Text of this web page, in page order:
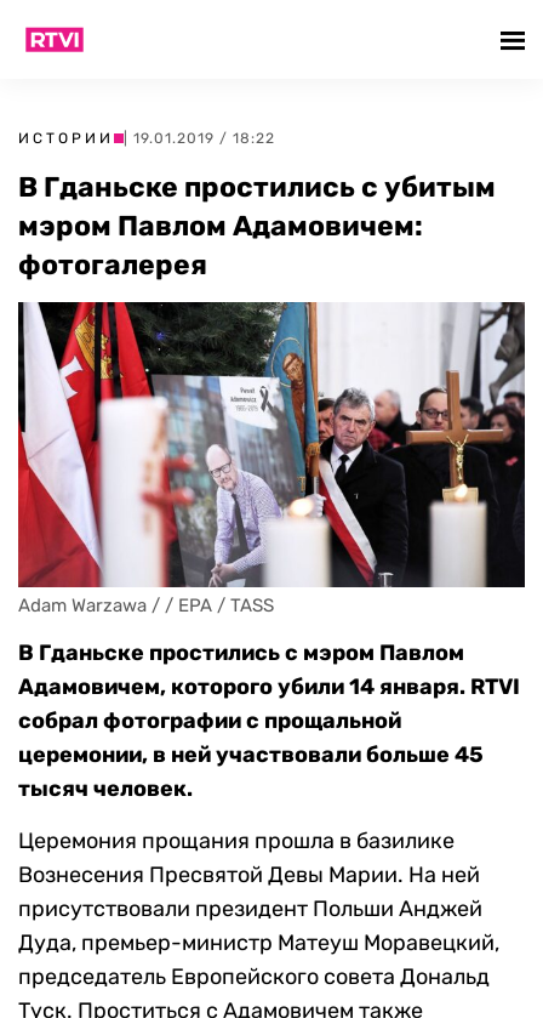
ИСТОРИИ | 19.01.2019 / 18:22
В Гданьске простились с убитым
мэром Павлом Адамовичем:
фотогалерея
Adam Warzawa / / EPA / TASS
В Гданьске простились с мэром Павлом
Адамовичем, которого убили 14 января. RTVI
собрал фотографии с прощальной
церемонии, в ней участвовали больше 45
тысяч человек.
Церемония прощания прошла в базилике
Вознесения Пресвятой Девы Марии. На ней
присутствовали президент Польши Анджей
Дуда, премьер-министр Матеуш Моравецкий,
председатель Европейского совета Дональд
Туск. Проститься с Адамовичем также